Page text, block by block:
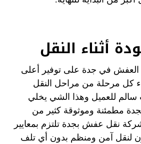
أثناء النقل
في جدة على توفير أعلى
كل مرحلة من مراحل النقل
سالم للعميل وهذا الشي يخلي
مطمئنة وموثوقة كثير من
نقل عفش بجدة تلتزم بمعايير
لنقل آمن ومنظم بدون أي تلف